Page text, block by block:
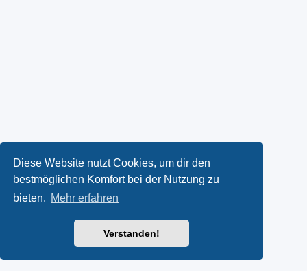
Diese Website nutzt Cookies, um dir den
bestmöglichen Komfort bei der Nutzung zu
bieten. Mehr erfahren
Verstanden!